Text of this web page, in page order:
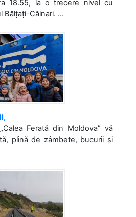
18.55, la o trecere nivel cu
Bălțați-Căinari. ...
Ferată din Moldova” vă
plină de zâmbete, bucurii și